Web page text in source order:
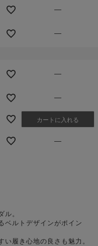
—
—
—
—
カートに入れる
—
ル。
ベルトデザインがポイン
い履き心地の良さも魅力。